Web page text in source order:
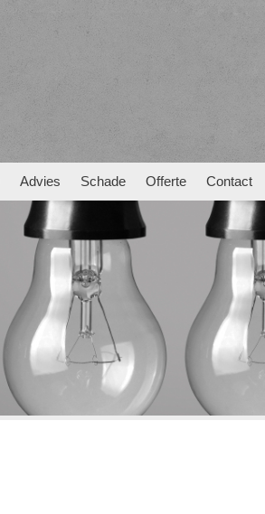
Advies Schade Offerte Contact